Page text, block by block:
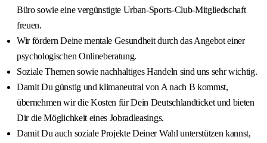
Büro sowie eine vergünstigte Urban-Sports-Club-Mitgliedschaft
freuen.
Wir fördern Deine mentale Gesundheit durch das Angebot einer
psychologischen Onlineberatung.
Soziale Themen sowie nachhaltiges Handeln sind uns sehr wichtig.
Damit Du günstig und klimaneutral von A nach B kommst,
übernehmen wir die Kosten für Dein Deutschlandticket und bieten
Dir die Möglichkeit eines Jobradleasings.
Damit Du auch soziale Projekte Deiner Wahl unterstützen kannst,